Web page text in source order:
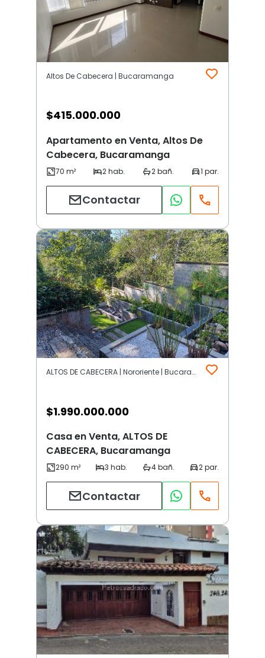
Altos De Cabecera | Bucaramanga
$415.000.000
Apartamento en Venta, Altos De
Cabecera, Bucaramanga
Contactar
ALTOS DE CABECERA | Nororiente | Bucaramanga
$1.990.000.000
Casa en Venta, ALTOS DE
CABECERA, Bucaramanga
Contactar